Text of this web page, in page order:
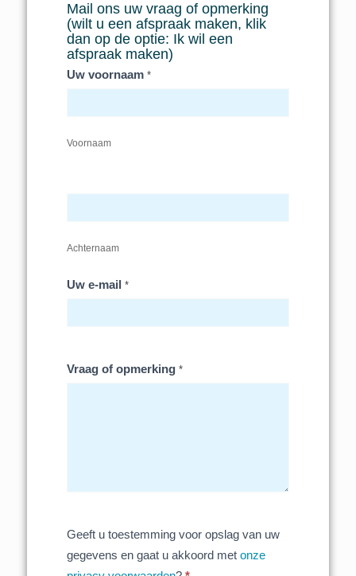
Mail ons uw vraag of opmerking
(wilt u een afspraak maken, klik
dan op de optie: Ik wil een
afspraak maken)
Uw voornaam *
Voornaam
Achternaam
Uw e-mail *
Vraag of opmerking *
Geeft u toestemming voor opslag van uw
gegevens en gaat u akkoord met onze